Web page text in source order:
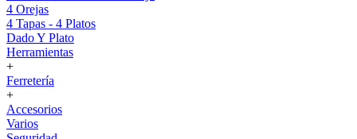
4 Orejas
4 Tapas - 4 Platos
Dado Y Plato
Herramientas
+
Ferretería
+
Accesorios
Varios